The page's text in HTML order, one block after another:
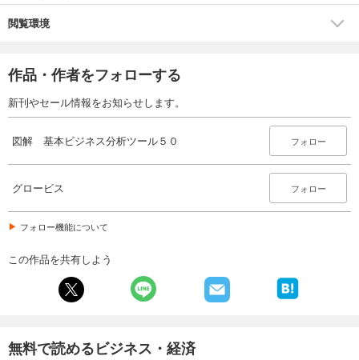
閲覧環境
作品・作者をフォローする
新刊やセール情報をお知らせします。
図解 基本ビジネス分析ツール５０ フォロー
グロービス フォロー
フォロー機能について
この作品を共有しよう
無料で読めるビジネス・経済